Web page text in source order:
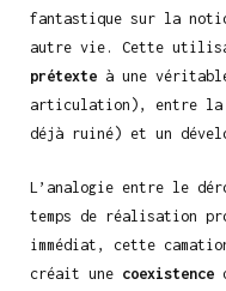
fantastique sur la
autre vie. Cette
prétexte à une
articulation), entre la
déjà ruiné) et un
L’analogie entre le
temps de réalisation
immédiat, cette
créait une coexistence